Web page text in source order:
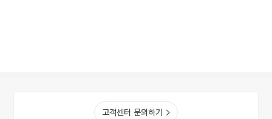
고객센터 문의하기